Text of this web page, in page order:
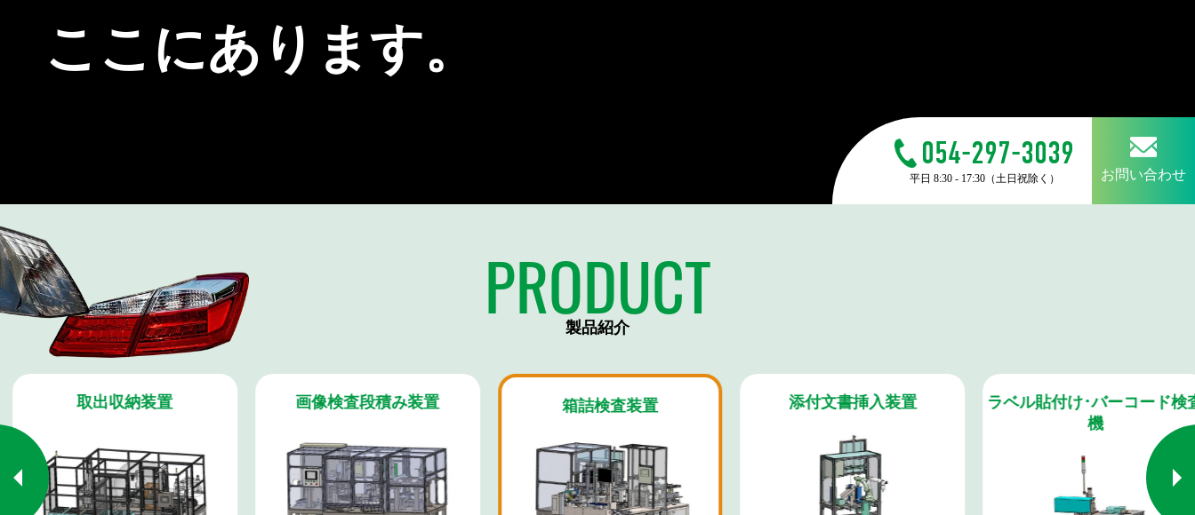
ここにあります。
054-297-3039
平日 8:30 - 17:30（土日祝除く） お問い合わせ
PRODUCT
製品紹介
取出収納装置 画像検査段積み装置 箱詰検査装置 添付文書挿入装置
ラベル貼付け･バーコード検査
機